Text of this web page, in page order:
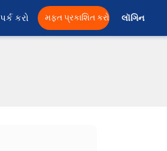
કરો મફત પ્રકાશિત કરો લૉગિન